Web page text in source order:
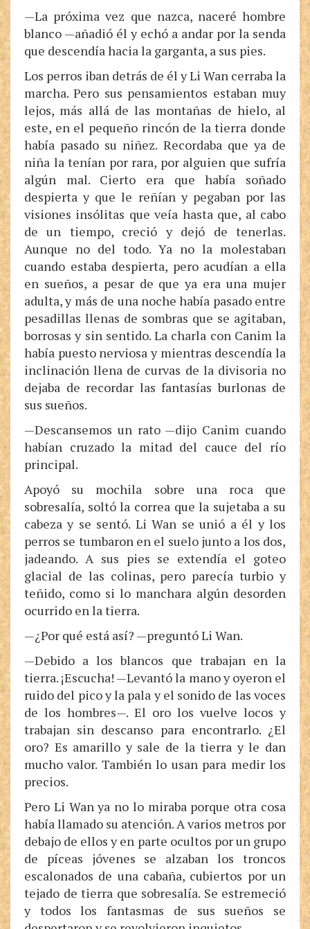
—La próxima vez que nazca, naceré hombre
blanco —añadió él y echó a andar por la senda
que descendía hacia la garganta, a sus pies.
Los perros iban detrás de él y Li Wan cerraba la
marcha. Pero sus pensamientos estaban muy
lejos, más allá de las montañas de hielo, al
este, en el pequeño rincón de la tierra donde
había pasado su niñez. Recordaba que ya de
niña la tenían por rara, por alguien que sufría
algún mal. Cierto era que había soñado
despierta y que le reñían y pegaban por las
visiones insólitas que veía hasta que, al cabo
de un tiempo, creció y dejó de tenerlas.
Aunque no del todo. Ya no la molestaban
cuando estaba despierta, pero acudían a ella
en sueños, a pesar de que ya era una mujer
adulta, y más de una noche había pasado entre
pesadillas llenas de sombras que se agitaban,
borrosas y sin sentido. La charla con Canim la
había puesto nerviosa y mientras descendía la
inclinación llena de curvas de la divisoria no
dejaba de recordar las fantasías burlonas de
sus sueños.
—Descansemos un rato —dijo Canim cuando
habían cruzado la mitad del cauce del río
principal.
Apoyó su mochila sobre una roca que
sobresalía, soltó la correa que la sujetaba a su
cabeza y se sentó. Li Wan se unió a él y los
perros se tumbaron en el suelo junto a los dos,
jadeando. A sus pies se extendía el goteo
glacial de las colinas, pero parecía turbio y
teñido, como si lo manchara algún desorden
ocurrido en la tierra.
—¿Por qué está así? —preguntó Li Wan.
—Debido a los blancos que trabajan en la
tierra. ¡Escucha! —Levantó la mano y oyeron el
ruido del pico y la pala y el sonido de las voces
de los hombres—. El oro los vuelve locos y
trabajan sin descanso para encontrarlo. ¿El
oro? Es amarillo y sale de la tierra y le dan
mucho valor. También lo usan para medir los
precios.
Pero Li Wan ya no lo miraba porque otra cosa
había llamado su atención. A varios metros por
debajo de ellos y en parte ocultos por un grupo
de píceas jóvenes se alzaban los troncos
escalonados de una cabaña, cubiertos por un
tejado de tierra que sobresalía. Se estremeció
y todos los fantasmas de sus sueños se